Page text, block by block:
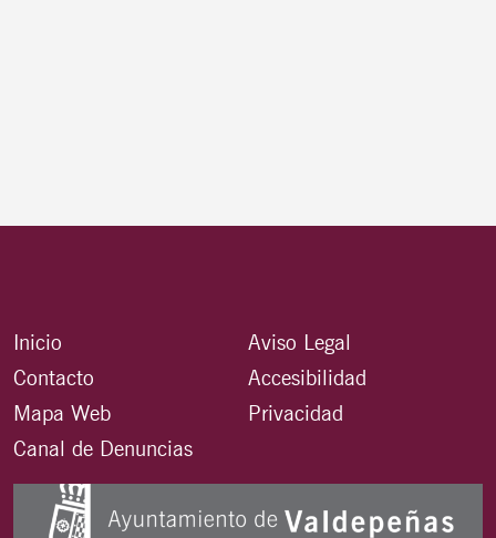
Inicio
Contacto
Mapa Web
Canal de Denuncias
Aviso Legal
Accesibilidad
Privacidad